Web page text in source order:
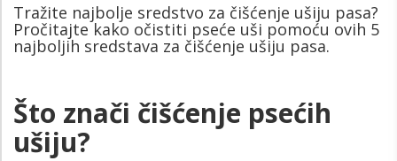
Tražite najbolje sredstvo za čišćenje ušiju pasa?
Pročitajte kako očistiti pseće uši pomoću ovih 5
najboljih sredstava za čišćenje ušiju pasa.
Što znači čišćenje psećih
ušiju?